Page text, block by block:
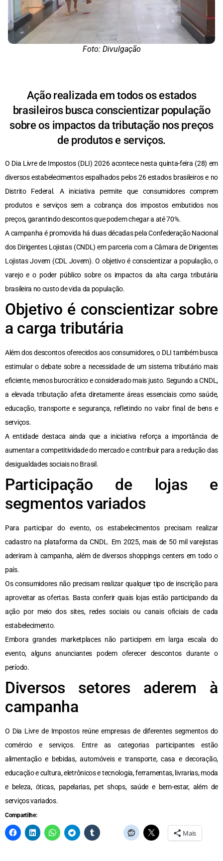
Foto: Divulgação
Ação realizada em todos os estados
brasileiros busca conscientizar população
sobre os impactos da tributação nos preços
de produtos e serviços.
O Dia Livre de Impostos (DLI) 2026 acontece nesta quinta-feira (28) em
diversos estabelecimentos espalhados pelos 26 estados brasileiros e no
Distrito Federal. A iniciativa permite que consumidores comprem
produtos e serviços sem a cobrança dos impostos embutidos nos
preços, garantindo descontos que podem chegar a até 70%.
A campanha é promovida há duas décadas pela Confederação Nacional
dos Dirigentes Lojistas (CNDL) em parceria com a Câmara de Dirigentes
Lojistas Jovem (CDL Jovem). O objetivo é conscientizar a população, o
varejo e o poder público sobre os impactos da alta carga tributária
brasileira no custo de vida da população.
Objetivo é conscientizar sobre
a carga tributária
Além dos descontos oferecidos aos consumidores, o DLI também busca
estimular o debate sobre a necessidade de um sistema tributário mais
eficiente, menos burocrático e considerado mais justo. Segundo a CNDL,
a elevada tributação afeta diretamente áreas essenciais como saúde,
educação, transporte e segurança, refletindo no valor final de bens e
serviços.
A entidade destaca ainda que a iniciativa reforça a importância de
aumentar a competitividade do mercado e contribuir para a redução das
desigualdades sociais no Brasil.
Participação de lojas e
segmentos variados
Para participar do evento, os estabelecimentos precisam realizar
cadastro na plataforma da CNDL. Em 2025, mais de 50 mil varejistas
aderiram à campanha, além de diversos shoppings centers em todo o
país.
Os consumidores não precisam realizar qualquer tipo de inscrição para
aproveitar as ofertas. Basta conferir quais lojas estão participando da
ação por meio dos sites, redes sociais ou canais oficiais de cada
estabelecimento.
Embora grandes marketplaces não participem em larga escala do
evento, alguns anunciantes podem oferecer descontos durante o
período.
Diversos setores aderem à
campanha
O Dia Livre de Impostos reúne empresas de diferentes segmentos do
comércio e serviços. Entre as categorias participantes estão
alimentação e bebidas, automóveis e transporte, casa e decoração,
educação e cultura, eletrônicos e tecnologia, ferramentas, livrarias, moda
e beleza, óticas, papelarias, pet shops, saúde e bem-estar, além de
serviços variados.
Compartilhe:
Mais